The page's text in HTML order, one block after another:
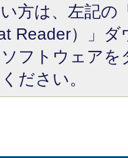
方は、左記の
Reader）」
フトウェア
ださい。